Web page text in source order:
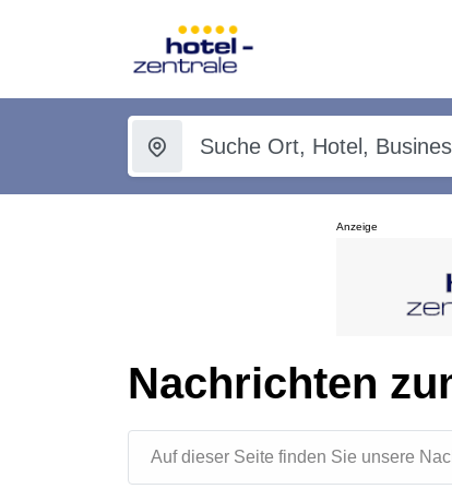
Anzeige
Nachrichten
Auf dieser Seite finden Sie unsere